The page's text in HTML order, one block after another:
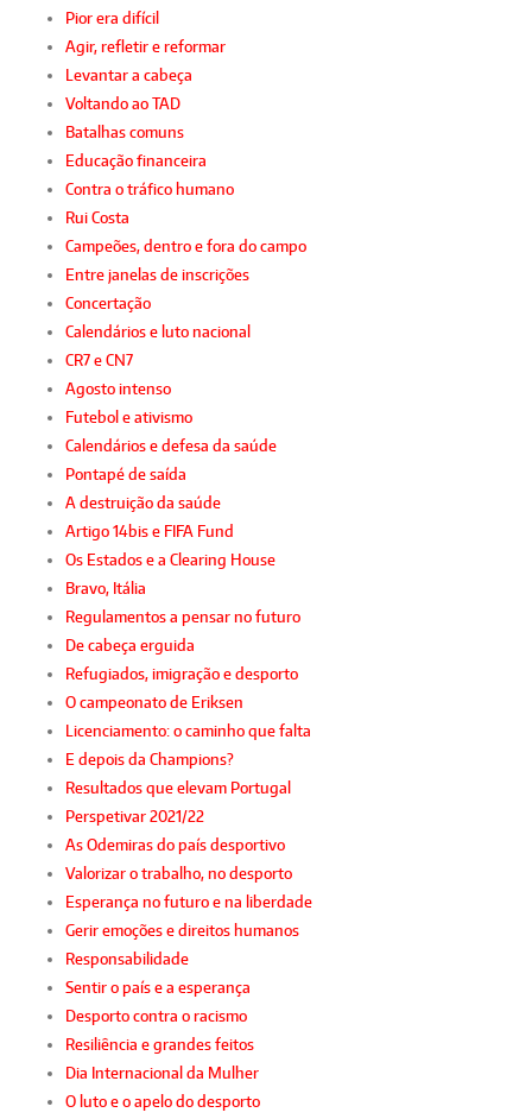
Pior era difícil
Agir, refletir e reformar
Levantar a cabeça
Voltando ao TAD
Batalhas comuns
Educação financeira
Contra o tráfico humano
Rui Costa
Campeões, dentro e fora do campo
Entre janelas de inscrições
Concertação
Calendários e luto nacional
CR7 e CN7
Agosto intenso
Futebol e ativismo
Calendários e defesa da saúde
Pontapé de saída
A destruição da saúde
Artigo 14bis e FIFA Fund
Os Estados e a Clearing House
Bravo, Itália
Regulamentos a pensar no futuro
De cabeça erguida
Refugiados, imigração e desporto
O campeonato de Eriksen
Licenciamento: o caminho que falta
E depois da Champions?
Resultados que elevam Portugal
Perspetivar 2021/22
As Odemiras do país desportivo
Valorizar o trabalho, no desporto
Esperança no futuro e na liberdade
Gerir emoções e direitos humanos
Responsabilidade
Sentir o país e a esperança
Desporto contra o racismo
Resiliência e grandes feitos
Dia Internacional da Mulher
O luto e o apelo do desporto